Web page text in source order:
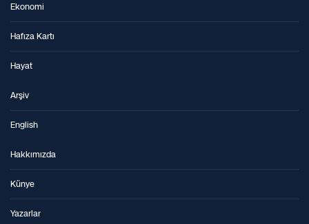
Ekonomi
Hafıza Kartı
Hayat
Arşiv
English
Hakkımızda
Künye
Yazarlar